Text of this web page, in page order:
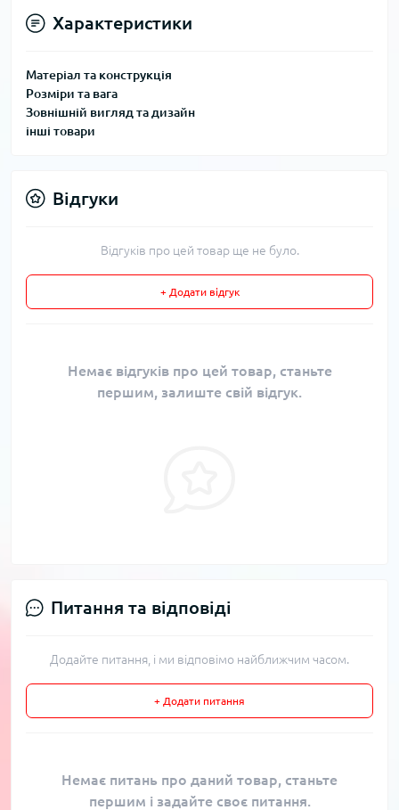
Характеристики
Матеріал та конструкція
Розміри та вага
Зовнішній вигляд та дизайн
інші товари
Відгуки
Відгуків про цей товар ще не було.
+ Додати відгук
Немає відгуків про цей товар, станьте
першим, залиште свій відгук.
Питання та відповіді
Додайте питання, і ми відповімо найближчим часом.
+ Додати питання
Немає питань про даний товар, станьте
першим і задайте своє питання.